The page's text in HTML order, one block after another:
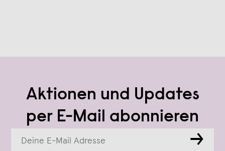
Aktionen und Updates
per E-Mail abonnieren
→